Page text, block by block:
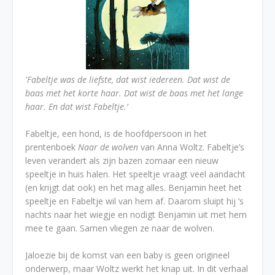
'Fabeltje was de liefste, dat wist iedereen. Dat wist de
baas met het korte haar. Dat wist de baas met het lange
haar. En dat wist Fabeltje.’
Fabeltje, een hond, is de hoofdpersoon in het
prentenboek Naar de wolven van Anna Woltz. Fabeltje’s
leven verandert als zijn bazen zomaar een nieuw
speeltje in huis halen. Het speeltje vraagt veel aandacht
(en krijgt dat ook) en het mag alles. Benjamin heet het
speeltje en Fabeltje wil van hem af. Daarom sluipt hij ‘s
nachts naar het wiegje en nodigt Benjamin uit met hem
mee te gaan. Samen vliegen ze naar de wolven.
Jaloezie bij de komst van een baby is geen origineel
onderwerp, maar Woltz werkt het knap uit. In dit verhaal